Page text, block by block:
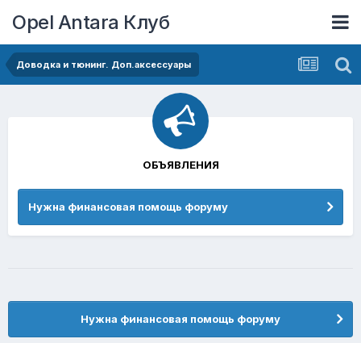
Opel Antara Клуб
Доводка и тюнинг. Доп.аксессуары
Нужна финансовая помощь форуму
ОБЪЯВЛЕНИЯ
Нужна финансовая помощь форуму